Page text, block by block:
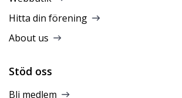
Hitta din förening
About us
Stöd oss
Bli medlem